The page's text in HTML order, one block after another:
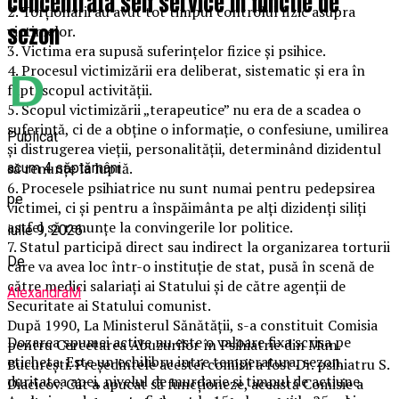
2. Torționarii au avut tot timpul controlul fizic asupra
victimelor.
3. Victima era supusă suferințelor fizice și psihice.
4. Procesul victimizării era deliberat, sistematic și era în
fapt, scopul activității.
5. Scopul victimizării „terapeutice” nu era de a scadea o
suferință, ci de a obține o informație, o confesiune, umilirea
și distrugerea vieții, personalității, determinând dizidentul
să renunțe la luptă.
6. Procesele psihiatrice nu sunt numai pentru pedepsirea
victimei, ci și pentru a înspăimânta pe alți dizidenți siliți
astfel să renunțe la convingerile lor politice.
7. Statul participă direct sau indirect la organizarea torturii
care va avea loc într-o instituție de stat, pusă în scenă de
către medici salariați ai Statului și de către agenții de
Securitate ai Statului comunist.
După 1990, La Ministerul Sănătății, s-a constituit Comisia
pentru Cercetarea Abuzurilor în Psihiatrie din Mun.
București. Președintele acestei comisii a fost Dr. psihiatru S.
Diacicov. Cât a apucat să funcționeze, această Comisie a
sezon
Publicat
acum 4 săptămâni
pe
iulie 9, 2026
De
AlexandraM
Dozarea spumei active nu este o valoare fixa scrisa pe
eticheta. Este un echilibru intre temperatura, sezon,
duritatea apei, nivelul de murdarie si timpul de actiune.